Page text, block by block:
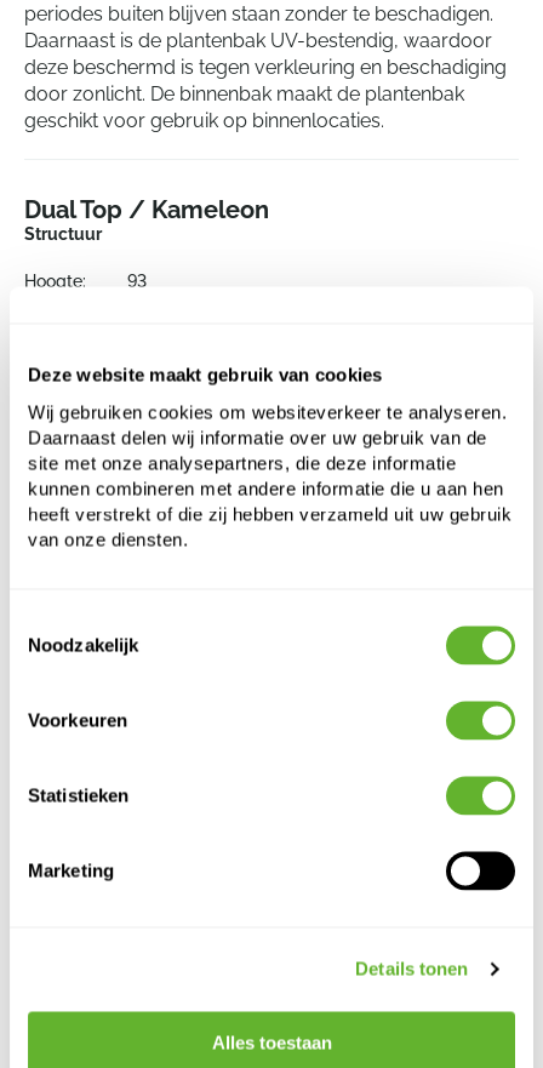
Deze website maakt gebruik van cookies
Wij gebruiken cookies om websiteverkeer te analyseren.
Daarnaast delen wij informatie over uw gebruik van de
site met onze analysepartners, die deze informatie
kunnen combineren met andere informatie die u aan hen
heeft verstrekt of die zij hebben verzameld uit uw gebruik
van onze diensten.
Noodzakelijk
Voorkeuren
Statistieken
Marketing
Details tonen
Alles toestaan
periodes buiten blijven staan zonder te beschadigen.
Daarnaast is de plantenbak UV-bestendig, waardoor
deze beschermd is tegen verkleuring en beschadiging
door zonlicht. De binnenbak maakt de plantenbak
geschikt voor gebruik op binnenlocaties.
Dual Top / Kameleon
Structuur
Hoogte:
93
Opening:
38
Kies een kleurenpalet om dit product aan uw
winkelwagen toe te voegen
Kies uw kleurconfiguratie